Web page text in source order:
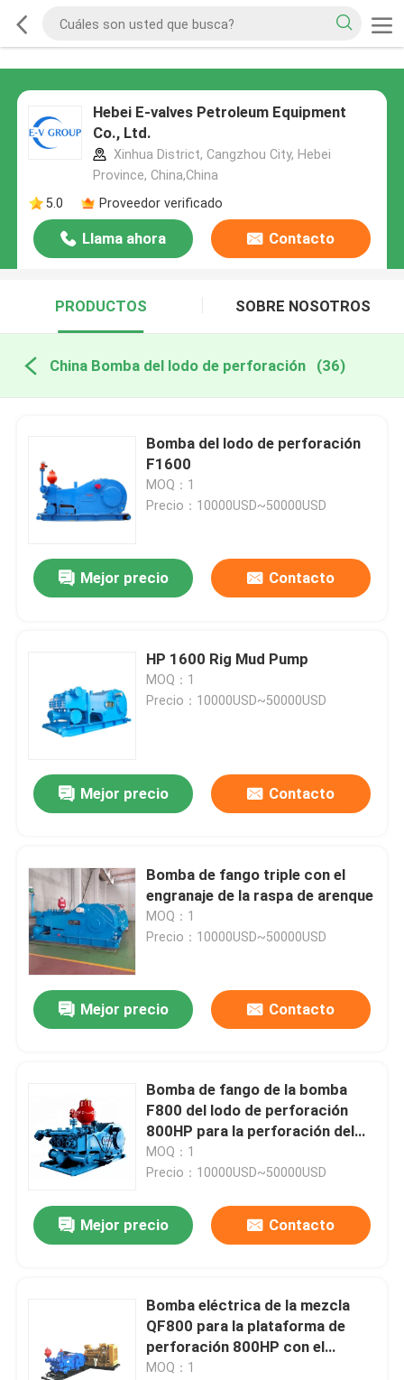
Hebei E-valves Petroleum Equipment
Co., Ltd.
Xinhua District, Cangzhou City, Hebei
Province, China,China
5.0
Proveedor verificado
Llama ahora Contacto
PRODUCTOS SOBRE NOSOTROS
China Bomba del lodo de perforación (36)
Bomba del lodo de perforación
F1600
MOQ：1
Precio：10000USD~50000USD
Mejor precio Contacto
HP 1600 Rig Mud Pump
MOQ：1
Precio：10000USD~50000USD
Mejor precio Contacto
Bomba de fango triple con el
engranaje de la raspa de arenque
MOQ：1
Precio：10000USD~50000USD
Mejor precio Contacto
Bomba de fango de la bomba
F800 del lodo de perforación
800HP para la perforación del
pozo de agua
MOQ：1
Precio：10000USD~50000USD
Mejor precio Contacto
Bomba eléctrica de la mezcla
QF800 para la plataforma de
perforación 800HP con el
engranaje de la raspa de arenque
MOQ：1